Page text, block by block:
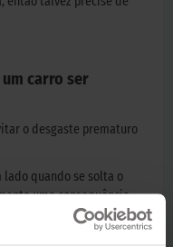
carro ser
o desgaste prematuro
lado quando se solta o
uma consequência